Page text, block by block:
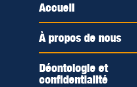
Accueil
À propos de nous
Déontologie et
confidentialité